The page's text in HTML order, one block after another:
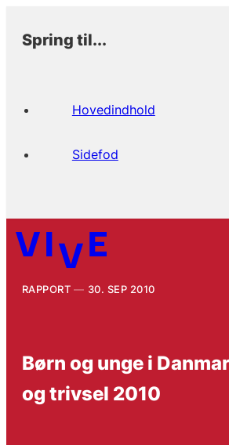
Spring til...
Hovedindhold
Sidefod
RAPPORT 30. SEP 2010
Børn og unge i
og trivsel 2010